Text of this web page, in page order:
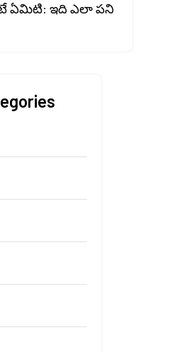
ఏమిటి: ఇది ఎలా పని